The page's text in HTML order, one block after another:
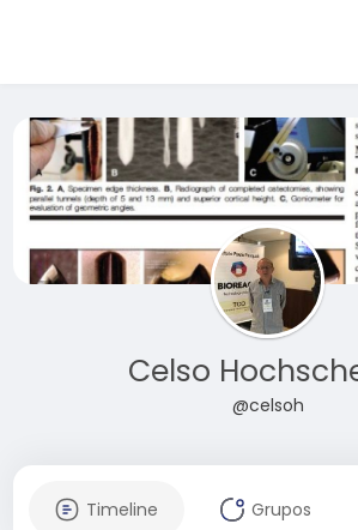
Celso
@celsoh
Timeline Grupos